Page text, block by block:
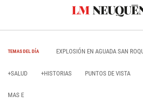
TEMAS DEL DÍA EXPLOSIÓN EN AGUADA SAN
+SALUD +HISTORIAS PUNTOS DE VISTA
MAS E